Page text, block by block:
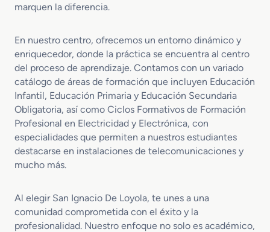
marquen la diferencia.
En nuestro centro, ofrecemos un entorno dinámico y
enriquecedor, donde la práctica se encuentra al centro
del proceso de aprendizaje. Contamos con un variado
catálogo de áreas de formación que incluyen Educación
Infantil, Educación Primaria y Educación Secundaria
Obligatoria, así como Ciclos Formativos de Formación
Profesional en Electricidad y Electrónica, con
especialidades que permiten a nuestros estudiantes
destacarse en instalaciones de telecomunicaciones y
mucho más.
Al elegir San Ignacio De Loyola, te unes a una
comunidad comprometida con el éxito y la
profesionalidad. Nuestro enfoque no solo es académico,